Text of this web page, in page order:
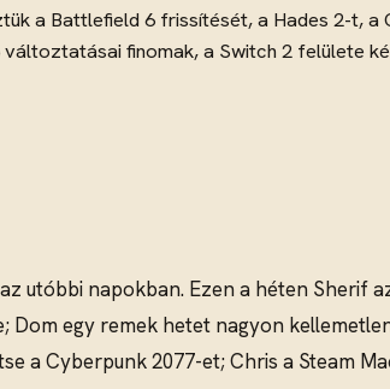
a Battlefield 6 frissítését, a Hades 2-t, a
finomak, a Switch 2 felülete
utóbbi napokban. Ezen a héten Sherif
egy remek hetet nagyon
a Cyberpunk 2077-et; Chris a Steam